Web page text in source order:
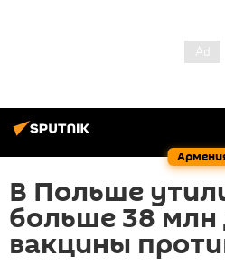
В Польше
больше 38 млн
вакцины